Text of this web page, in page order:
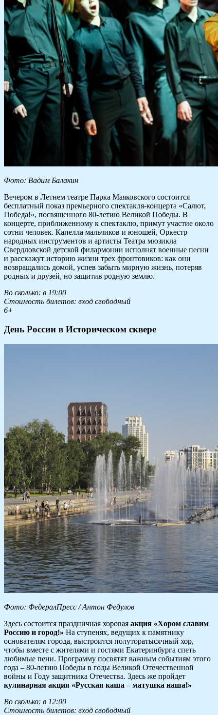
Фото: Вадим Балакин
Вечером в Летнем театре Парка Маяковского состоится
бесплатный показ премьерного спектакля-концерта «Салют,
Победа!», посвященного 80-летию Великой Победы. В
концерте, приближенному к спектаклю, примут участие около
сотни человек. Капелла мальчиков и юношей, Оркестр
народных инструментов и артисты Театра мюзикла
Свердловской детской филармонии исполнят военные песни
и расскажут историю жизни трех фронтовиков: как они
возвращались домой, успев забыть мирную жизнь, потеряв
родных и друзей, но защитив родную землю.
Во сколько: в 19:00
Стоимость билетов: вход свободный
6+
День России в Историческом сквере
Фото: ФедералПресс / Антон Федулов
Здесь состоится праздничная хоровая акция «Хором славим
Россию и город!» На ступенях, ведущих к памятнику
основателям города, выстроится полуторатысячный хор,
чтобы вместе с жителями и гостями Екатеринбурга спеть
любимые пени. Программу посвятят важным событиям этого
года – 80-летию Победы в годы Великой Отечественной
войны и Году защитника Отечества. Здесь же пройдет
кулинарная акция «Русская каша – матушка наша!»
Во сколько: в 12:00
Стоимость билетов: вход свободный